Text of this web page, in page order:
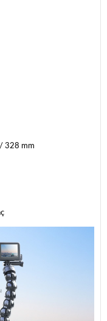
328 mm